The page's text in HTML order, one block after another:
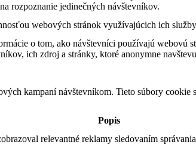
rozpoznanie jedinečných návštevníkov.
webových stránok využívajúcich ich
o tom, ako návštevníci používajú webovú
ich zdroj a stránky, ktoré anonymne
kampaní návštevníkom. Tieto súbory
Popis
relevantné reklamy sledovaním